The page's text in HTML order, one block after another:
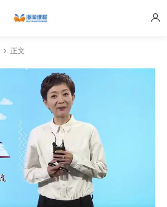
正文